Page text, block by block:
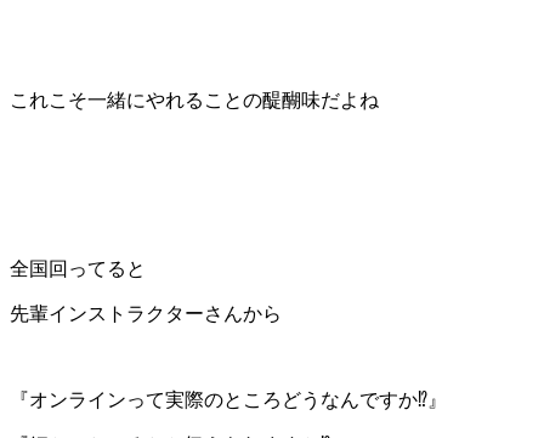
これこそ一緒にやれることの醍醐味だよね
全国回ってると
先輩インストラクターさんから
『オンラインって実際のところどうなんですか⁉️』